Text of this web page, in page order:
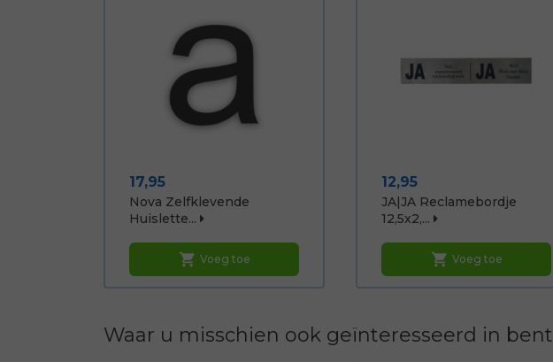
Prijs
17,95
Nova Zelfklevende
Huislette...
shopping_cart Voeg toe
Prijs
12,95
JA|JA Reclamebordje
12,5x2,...
shopping_cart Voeg toe
Waar u misschien ook geïnteresseerd in bent